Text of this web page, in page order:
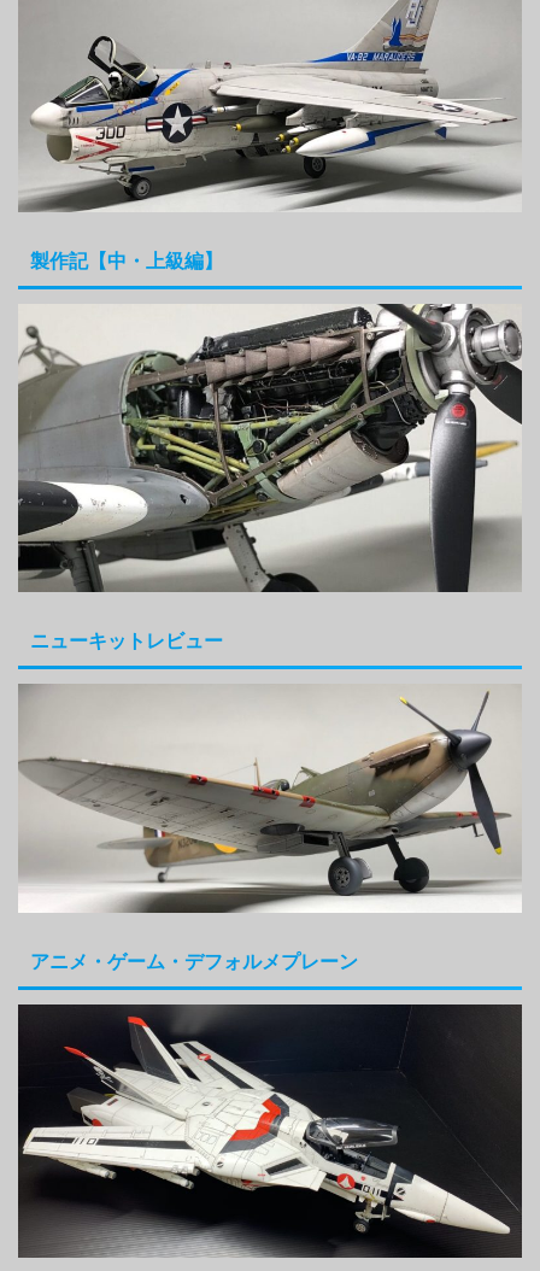
製作記【中・上級編】
ニューキットレビュー
アニメ・ゲーム・デフォルメプレーン